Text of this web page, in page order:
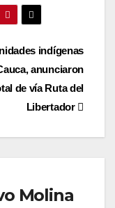
indígenas
anunciaron
de vía Ruta del
Libertador
Molina